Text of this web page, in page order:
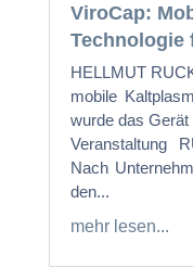
ViroCap:
Technologie
HELLMUT
mobile
wurde das
Veranstaltung
Nach
den...
mehr lesen...